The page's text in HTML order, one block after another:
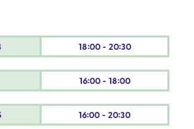
18:00 - 20:30
16:00 - 18:00
16:00 - 20:30